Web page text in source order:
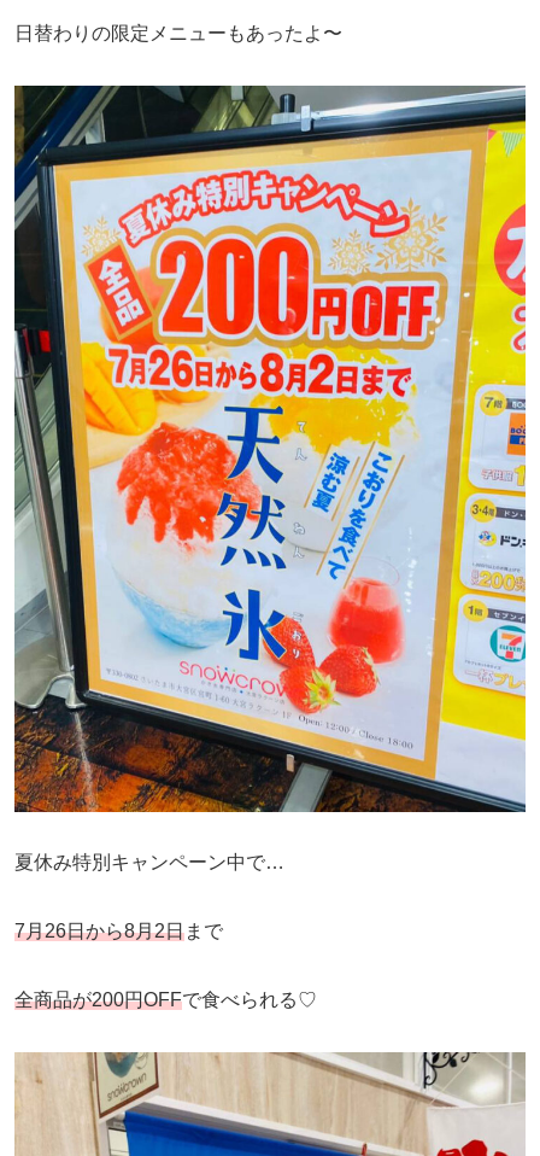
日替わりの限定メニューもあったよ〜
夏休み特別キャンペーン中で…
7月26日から8月2日まで
全商品が200円OFFで食べられる♡